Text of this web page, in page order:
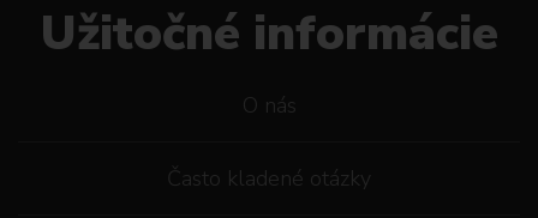
Užitočné informácie
O nás
Často kladené otázky